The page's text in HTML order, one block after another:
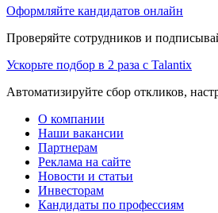
Оформляйте кандидатов онлайн
Проверяйте сотрудников и
Ускорьте подбор в 2 раза с Talantix
Автоматизируйте сбор откликов,
О компании
Наши вакансии
Партнерам
Реклама на сайте
Новости и статьи
Инвесторам
Кандидаты по профессиям